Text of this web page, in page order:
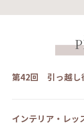
第42回 引っ越し
インテリア・レ